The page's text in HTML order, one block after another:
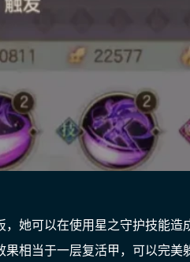
，她可以在使用星之守护技能
果相当于一层复活甲，可以完